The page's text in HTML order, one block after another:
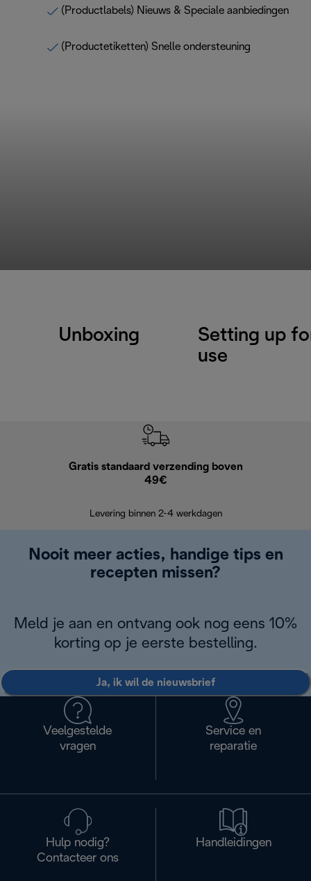
(Productlabels) Nieuws & Speciale aanbiedingen
(Productetiketten) Snelle ondersteuning
Unboxing
Setting up
use
Gratis standaard verzending boven
49€
Levering binnen 2-4 werkdagen
Nooit meer acties, handige tips en
recepten missen?
Meld je aan en ontvang ook nog eens 10%
korting op je eerste bestelling.
Ja, ik wil de nieuwsbrief
Veelgestelde
vragen
Service en
reparatie
Hulp nodig?
Contacteer ons
Handleidingen